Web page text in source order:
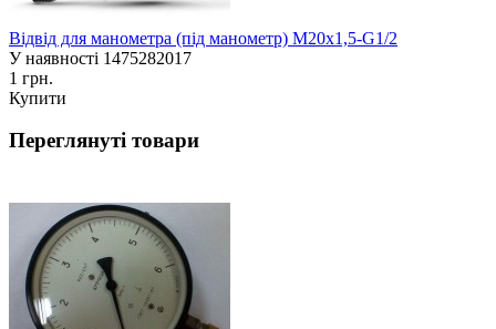
Відвід для манометра (під манометр) М20х1,5-G1/2
У наявності 1475282017
1 грн.
Купити
Переглянуті товари